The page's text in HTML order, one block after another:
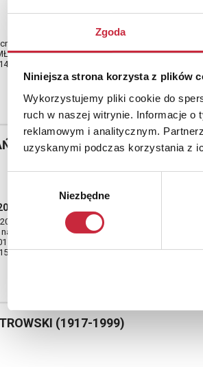
Zgoda
Niniejsza strona korzysta z plików
Wykorzystujemy pliki cookie do
ruch w naszej witrynie. Informacje o
reklamowym i analitycznym.
uzyskanymi podczas korzystania z
Niezbędne
2014;
000 zł
(ur. 1963)
cm;
odwrocie: SZYMON URBAŃSKI /
akryl.
000 zł
(1917-1999)